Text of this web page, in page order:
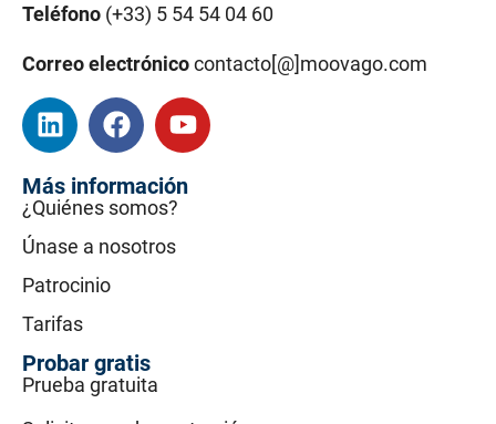
Teléfono (+33) 5 54 54 04 60
Correo electrónicocontacto[@]moovago.com
Más información
¿Quiénes somos?
Únase a nosotros
Patrocinio
Tarifas
Probar gratis
Prueba gratuita